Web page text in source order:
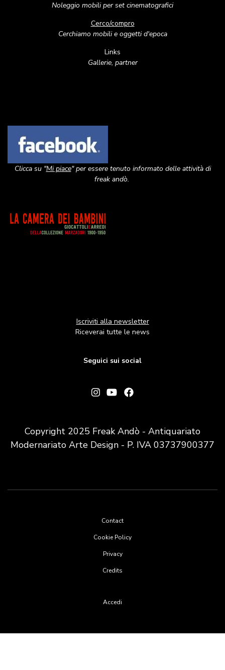
Noleggio mobili per set cinematografici
Cerco/compro
Cerchiamo mobili e oggetti d'epoca
Links
Gallerie, partner
Clicca su "Mi piace" per essere tenuto informato delle attività di
freak andò.
Image
Iscriviti alla newsletter
Riceverai tutte le news
Seguici sui social
Copyright 2025 Freak Andò - Antiquariato
Modernariato Arte Design - P. IVA 03737900377
Contact
Cookie Policy
Privacy
Credits
Accedi